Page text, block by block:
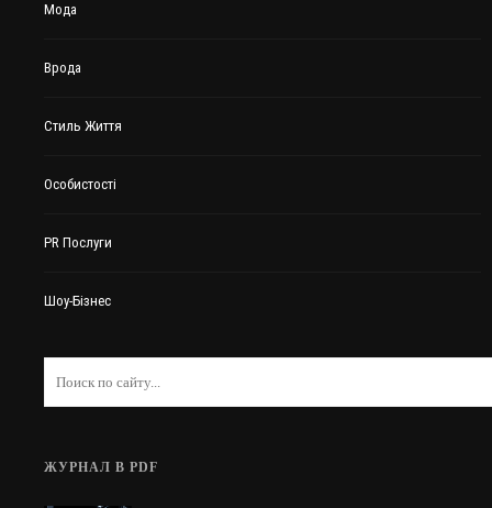
Мода
Врода
Стиль Життя
Особистості
PR Послуги
Шоу-Бізнес
ЖУРНАЛ В PDF